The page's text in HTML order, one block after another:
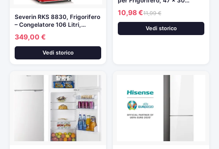
Severin RKS 8830, Frigorifero
– Congelatore 106 Litri,…
349,00 €
Vedi storico
10,98 €11,99 €
Vedi storico